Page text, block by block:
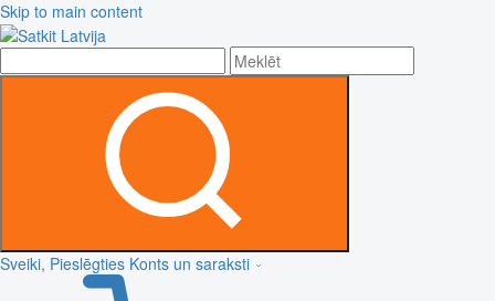
Skip to main content
Sveiki, Pieslēgties Konts un saraksti